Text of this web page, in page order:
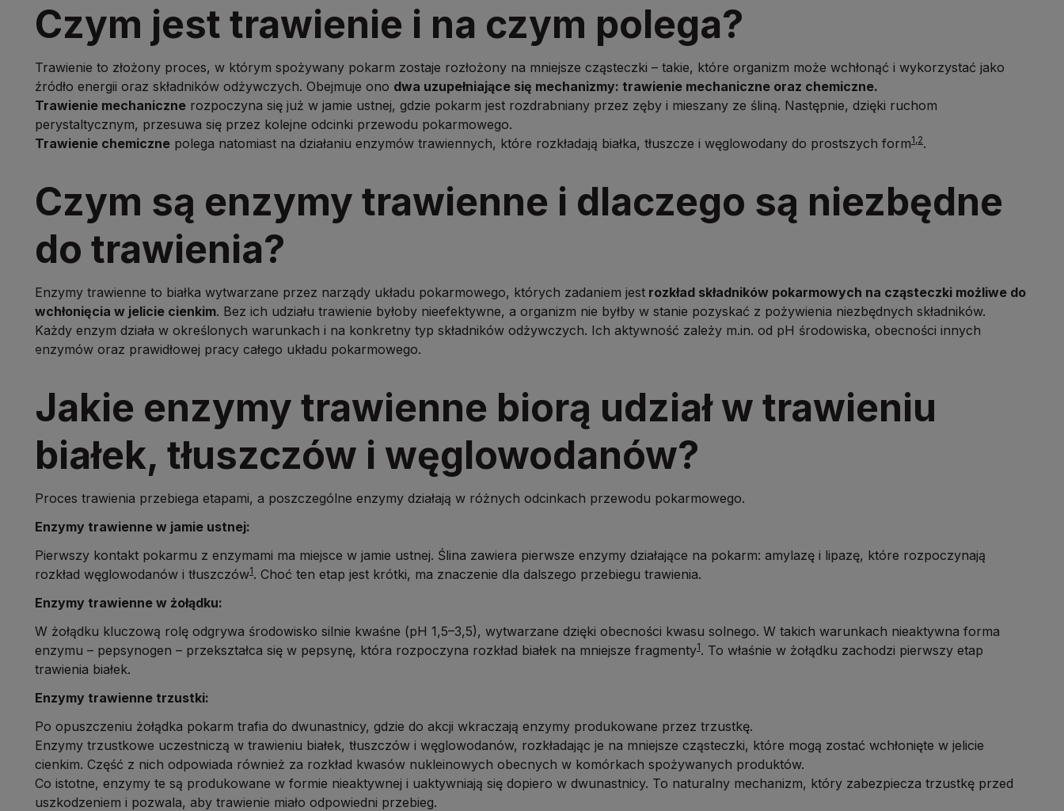
Czym jest trawienie i na czym polega?
Trawienie to złożony proces, w którym spożywany pokarm zostaje rozłożony na mniejsze cząsteczki – takie, które organizm może wchłonąć i wykorzystać jako
źródło energii oraz składników odżywczych. Obejmuje ono dwa uzupełniające się mechanizmy: trawienie mechaniczne oraz chemiczne.
Trawienie mechaniczne rozpoczyna się już w jamie ustnej, gdzie pokarm jest rozdrabniany przez zęby i mieszany ze śliną. Następnie, dzięki ruchom
perystaltycznym, przesuwa się przez kolejne odcinki przewodu pokarmowego.
Trawienie chemiczne polega natomiast na działaniu enzymów trawiennych, które rozkładają białka, tłuszcze i węglowodany do prostszych form1,2.
Czym są enzymy trawienne i dlaczego są niezbędne
do trawienia?
Enzymy trawienne to białka wytwarzane przez narządy układu pokarmowego, których zadaniem jest rozkład składników pokarmowych na cząsteczki możliwe do
wchłonięcia w jelicie cienkim. Bez ich udziału trawienie byłoby nieefektywne, a organizm nie byłby w stanie pozyskać z pożywienia niezbędnych składników.
Każdy enzym działa w określonych warunkach i na konkretny typ składników odżywczych. Ich aktywność zależy m.in. od pH środowiska, obecności innych
enzymów oraz prawidłowej pracy całego układu pokarmowego.
Jakie enzymy trawienne biorą udział w trawieniu
białek, tłuszczów i węglowodanów?
Proces trawienia przebiega etapami, a poszczególne enzymy działają w różnych odcinkach przewodu pokarmowego.
Enzymy trawienne w jamie ustnej:
Pierwszy kontakt pokarmu z enzymami ma miejsce w jamie ustnej. Ślina zawiera pierwsze enzymy działające na pokarm: amylazę i lipazę, które rozpoczynają
rozkład węglowodanów i tłuszczów1. Choć ten etap jest krótki, ma znaczenie dla dalszego przebiegu trawienia.
Enzymy trawienne w żołądku:
W żołądku kluczową rolę odgrywa środowisko silnie kwaśne (pH 1,5–3,5), wytwarzane dzięki obecności kwasu solnego. W takich warunkach nieaktywna forma
enzymu – pepsynogen – przekształca się w pepsynę, która rozpoczyna rozkład białek na mniejsze fragmenty1. To właśnie w żołądku zachodzi pierwszy etap
trawienia białek.
Enzymy trawienne trzustki:
Po opuszczeniu żołądka pokarm trafia do dwunastnicy, gdzie do akcji wkraczają enzymy produkowane przez trzustkę.
Enzymy trzustkowe uczestniczą w trawieniu białek, tłuszczów i węglowodanów, rozkładając je na mniejsze cząsteczki, które mogą zostać wchłonięte w jelicie
cienkim. Część z nich odpowiada również za rozkład kwasów nukleinowych obecnych w komórkach spożywanych produktów.
Co istotne, enzymy te są produkowane w formie nieaktywnej i uaktywniają się dopiero w dwunastnicy. To naturalny mechanizm, który zabezpiecza trzustkę przed
uszkodzeniem i pozwala, aby trawienie miało odpowiedni przebieg.